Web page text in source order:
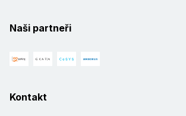
Naši partneři
Kontakt